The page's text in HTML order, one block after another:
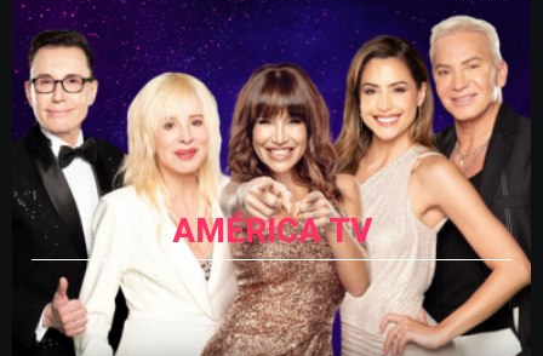
AMÉRICA TV